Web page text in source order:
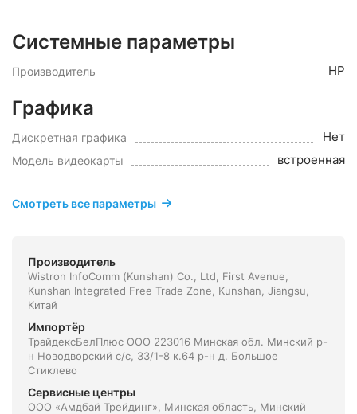
Системные параметры
Производитель HP
Графика
Дискретная графика Нет
Модель видеокарты встроенная
Смотреть все параметры
Производитель
Wistron InfoComm (Kunshan) Co., Ltd, First Avenue,
Kunshan Integrated Free Trade Zone, Kunshan, Jiangsu,
Китай
Импортёр
ТрайдексБелПлюс ООО 223016 Минская обл. Минский р-
н Новодворский с/с, 33/1-8 к.64 р-н д. Большое
Стиклево
Сервисные центры
ООО «Амдбай Трейдинг», Минская область, Минский